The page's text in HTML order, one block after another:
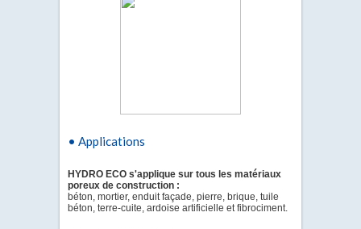
• Applications
HYDRO ECO s'applique sur tous les matériaux
poreux de construction :
béton, mortier, enduit façade, pierre, brique, tuile
béton, terre-cuite, ardoise artificielle et fibrociment.